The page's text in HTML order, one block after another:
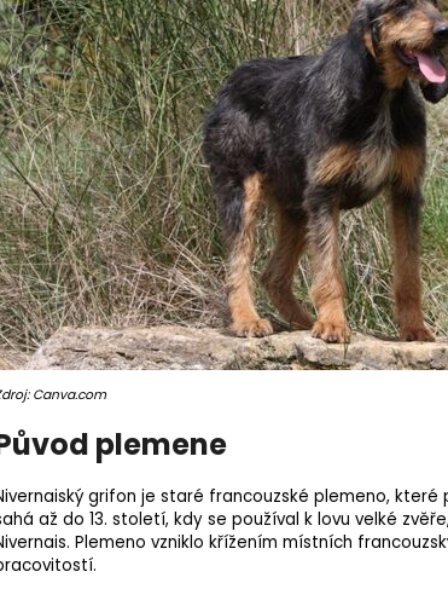
18kg (2x9kg)
Canva.com
plemene
grifon je staré francouzské plemeno, které
až do 13. století, kdy se používal k lovu velké
Plemeno vzniklo křížením místních